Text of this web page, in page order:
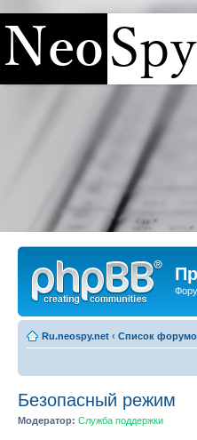
Программа
Ru.neospy.net ‹ Список
Безопасный режим
Модератор: Служба поддержки